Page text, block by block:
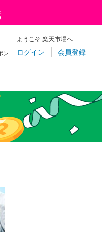
ン
ようこそ 楽天市場へ
ログイン 会員登録